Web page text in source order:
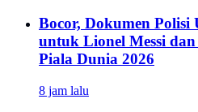
Bocor, Dokumen Polisi
untuk Lionel Messi
Piala Dunia 2026
8 jam lalu